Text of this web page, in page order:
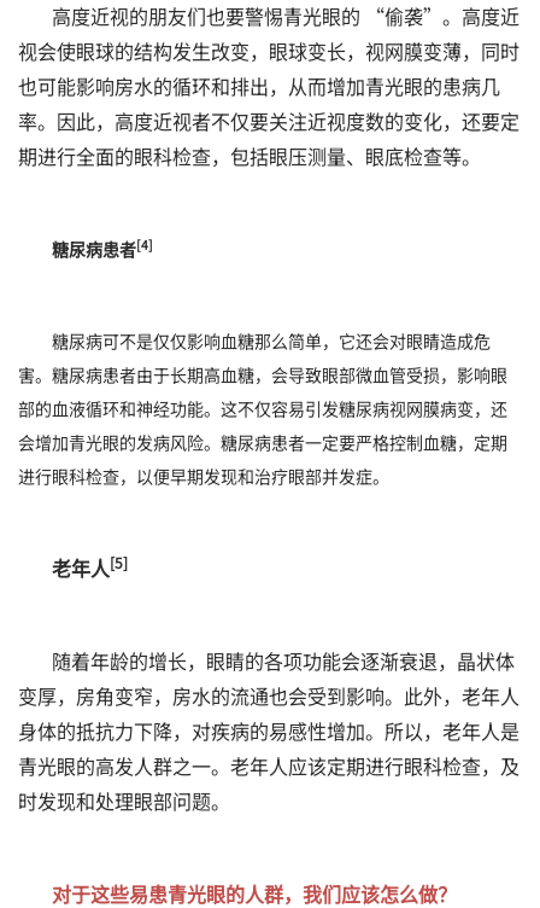
高度近视的朋友们也要警惕青光眼的 “偷袭”。高度近
视会使眼球的结构发生改变，眼球变长，视网膜变薄，同时
也可能影响房水的循环和排出，从而增加青光眼的患病几
率。因此，高度近视者不仅要关注近视度数的变化，还要定
期进行全面的眼科检查，包括眼压测量、眼底检查等。
糖尿病患者[4]
糖尿病可不是仅仅影响血糖那么简单，它还会对眼睛造成危
害。糖尿病患者由于长期高血糖，会导致眼部微血管受损，影响眼
部的血液循环和神经功能。这不仅容易引发糖尿病视网膜病变，还
会增加青光眼的发病风险。糖尿病患者一定要严格控制血糖，定期
进行眼科检查，以便早期发现和治疗眼部并发症。
老年人[5]
随着年龄的增长，眼睛的各项功能会逐渐衰退，晶状体
变厚，房角变窄，房水的流通也会受到影响。此外，老年人
身体的抵抗力下降，对疾病的易感性增加。所以，老年人是
青光眼的高发人群之一。老年人应该定期进行眼科检查，及
时发现和处理眼部问题。
对于这些易患青光眼的人群，我们应该怎么做？